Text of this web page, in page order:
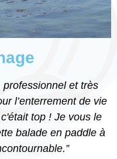
professionnel et très
l’enterrement de vie
top ! Je vous le
balade en paddle à